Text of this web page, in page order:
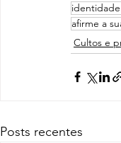
afirme a
Cultos e
Posts recentes